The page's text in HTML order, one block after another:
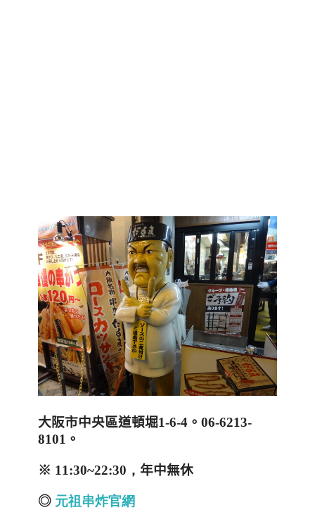
大阪市中央區道頓堀1-6-4 。 06-6213-
8101 。
※ 11:30~22:30， 年中無休
◎ 元祖 串炸官網